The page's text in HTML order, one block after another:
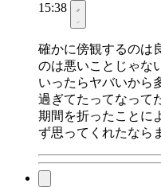
15:38
確かに傍観するのは
のは悪いことじゃな
いったらヤバいから
過ぎてたってなって
期間を折ったことに
ず思ってくれたなら